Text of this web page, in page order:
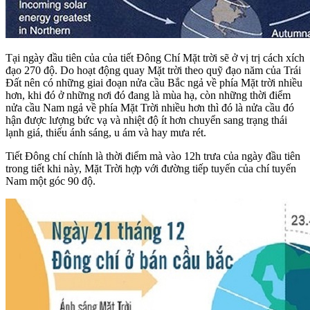
Tại ngày đầu tiên của của tiết Đông Chí Mặt trời sẽ ở vị trị cách xích
đạo 270 độ. Do hoạt động quay Mặt trời theo quỹ đạo năm của Trái
Đất nên có những giai đoạn nửa cầu Bắc ngả về phía Mặt trời nhiều
hơn, khi đó ở những nơi đó đang là mùa hạ, còn những thời điểm
nửa cầu Nam ngả về phía Mặt Trời nhiều hơn thì đó là nửa cầu đó
hận được lượng bức vạ và nhiệt độ ít hơn chuyển sang trạng thái
lạnh giá, thiếu ánh sáng, u ám và hay mưa rét.
Tiết Đông chí chính là thời điểm mà vào 12h trưa của ngày đầu tiên
trong tiết khi này, Mặt Trời hợp với đường tiếp tuyến của chí tuyến
Nam một góc 90 độ.